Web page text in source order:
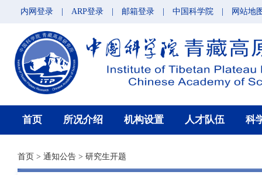
内网登录 ARP登录 邮箱登录 中国科学院 网站地
首页 所况介绍 机构设置 人才队伍 科
首页 > 通知公告 > 研究生开题